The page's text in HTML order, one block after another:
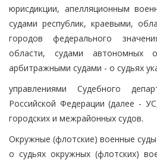
юрисдикции, апелляционным
судами республик, краевыми,
городов федерального
области, судами автономных
арбитражными судами - о судьях
управлениями Судебного
Российской Федерации (далее -
городских и межрайонных судов.
Окружные (флотские) военные
о судьях окружных (флотских)